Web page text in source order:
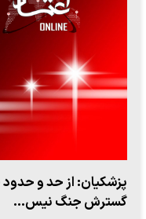
پزشکیان: از حد و حدود
گسترش جنگ نیس…